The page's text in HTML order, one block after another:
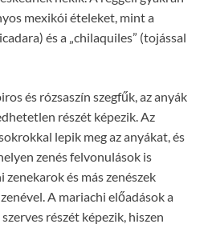
mexikói ételeket, mint a
és a „chilaquiles” (tojással
és rózsaszín szegfűk, az anyák
részét képezik. Az
lepik meg az anyákat, és
zenés felvonulások is
és más zenészek
A mariachi előadások a
részét képezik, hiszen